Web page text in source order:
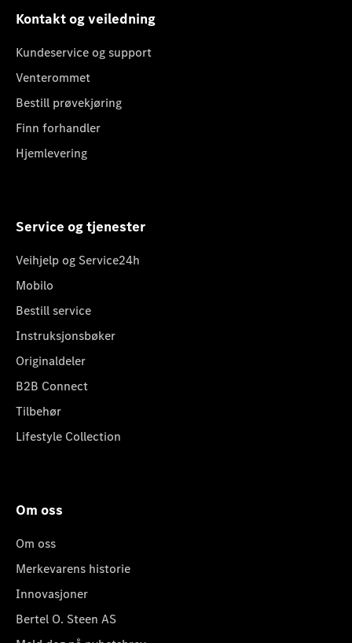
Kontakt og veiledning
Kundeservice og support
Venterommet
Bestill prøvekjøring
Finn forhandler
Hjemlevering
Service og tjenester
Veihjelp og Service24h
Mobilo
Bestill service
Instruksjonsbøker
Originaldeler
B2B Connect
Tilbehør
Lifestyle Collection
Om oss
Om oss
Merkevarens historie
Innovasjoner
Bertel O. Steen AS